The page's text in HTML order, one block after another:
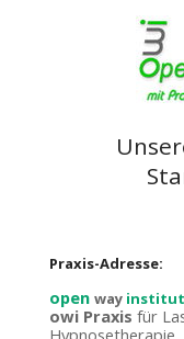
Praxis-Adresse:
open way
owi Praxis für